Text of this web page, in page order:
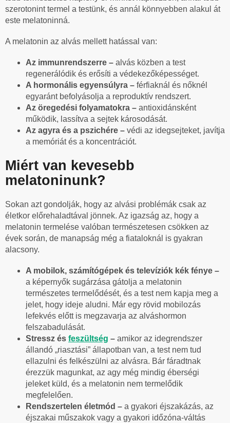
szerotonint termel a testünk, és annál könnyebben alakul át
este melatoninná.
A melatonin az alvás mellett hatással van:
Az immunrendszerre – alvás közben a test
regenerálódik és erősíti a védekezőképességet.
A hormonális egyensúlyra – férfiaknál és nőknél
egyaránt befolyásolja a reproduktív rendszert.
Az öregedési folyamatokra – antioxidánsként
működik, lassítva a sejtek károsodását.
Az agyra és a pszichére – védi az idegsejteket, javítja
a memóriát és a koncentrációt.
Miért van kevesebb
melatoninunk?
Sokan azt gondolják, hogy az alvási problémák csak az
életkor előrehaladtával jönnek. Az igazság az, hogy a
melatonin termelése valóban természetesen csökken az
évek során, de manapság még a fiataloknál is gyakran
alacsony.
A mobilok, számítógépek és televíziók kék fénye –
a képernyők sugárzása gátolja a melatonin
természetes termelődését, és a test nem kapja meg a
jelet, hogy ideje aludni. Már egy rövid mobilozás
lefekvés előtt is megzavarja az alváshormon
felszabadulását.
Stressz és feszültség – amikor az idegrendszer
állandó „riasztási” állapotban van, a test nem tud
ellazulni és felkészülni az alvásra. Bár fáradtnak
érezzük magunkat, az agy még mindig éberségi
jeleket küld, és a melatonin nem termelődik
megfelelően.
Rendszertelen életmód – a gyakori éjszakázás, az
éjszakai műszakok vagy a gyakori időzóna-váltás